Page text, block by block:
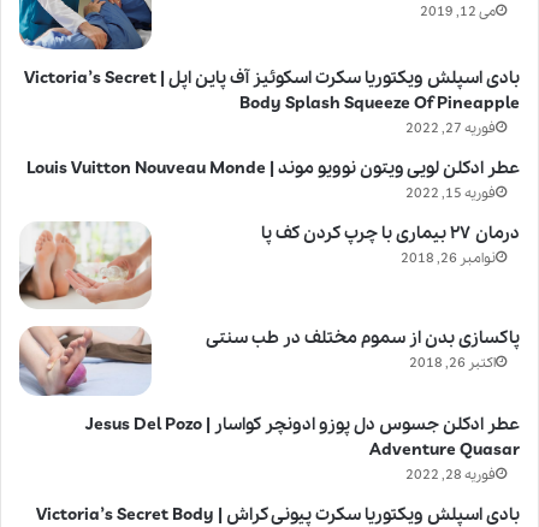
می 12, 2019
بادی اسپلش ویکتوریا سکرت اسکوئیز آف پاین اپل | Victoria’s Secret
Body Splash Squeeze Of Pineapple
فوریه 27, 2022
عطر ادکلن لویی ویتون نوویو موند | Louis Vuitton Nouveau Monde
فوریه 15, 2022
درمان ۲۷ بیماری با چرپ کردن کف پا
نوامبر 26, 2018
پاکسازی بدن از سموم مختلف در طب سنتی
اکتبر 26, 2018
عطر ادکلن جسوس دل پوزو ادونچر کواسار | Jesus Del Pozo
Adventure Quasar
فوریه 28, 2022
بادی اسپلش ویکتوریا سکرت پیونی کراش | Victoria’s Secret Body